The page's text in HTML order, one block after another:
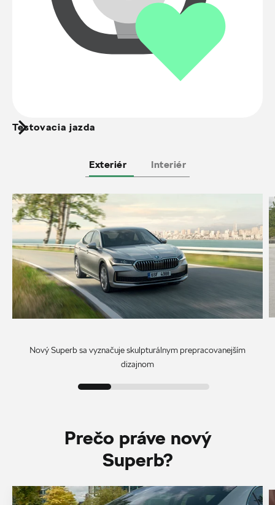
Testovacia jazda
Exteriér Interiér
Nový Superb sa vyznačuje skulpturálnym prepracovanejším
dizajnom
Prečo práve nový
Superb?